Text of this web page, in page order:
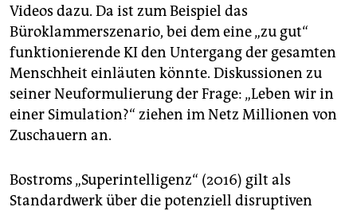
Videos dazu. Da ist zum Beispiel das
Büroklammer­szenario, bei dem eine „zu gut“
funktionierende KI den Untergang der gesamten
Menschheit einläuten könnte. Diskussionen zu
seiner Neuformulierung der Frage: „Leben wir in
einer Simulation?“ ziehen im Netz Millionen von
Zuschauern an.
Bostroms „Superintelligenz“ (2016) gilt als
Standardwerk über die potenziell disruptiven